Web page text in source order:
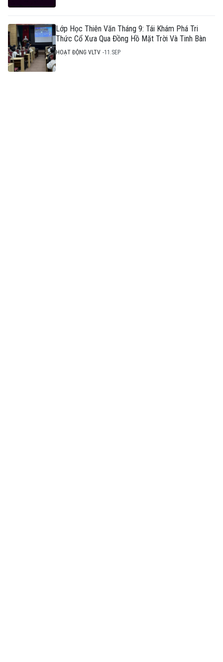
Lớp Học Thiên Văn Tháng 9: Tái Khám Phá Tri
Thức Cổ Xưa Qua Đồng Hồ Mặt Trời Và Tinh Bàn
HOẠT ĐỘNG VLTV 11.SEP